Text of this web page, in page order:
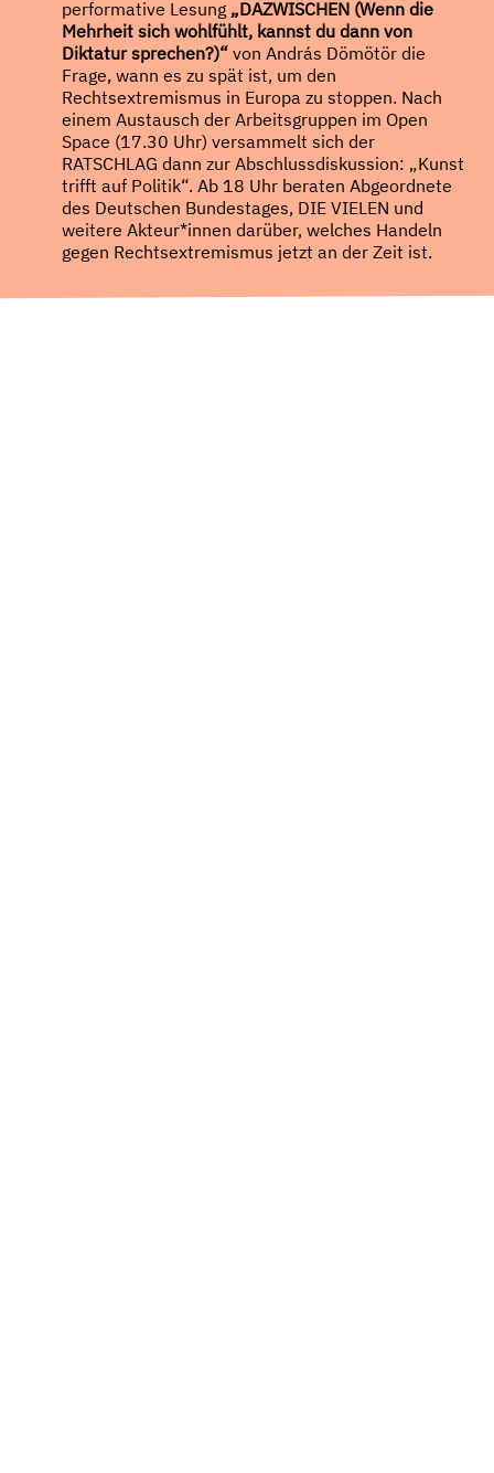
performative Lesung „DAZWISCHEN (Wenn die
Mehrheit sich wohlfühlt, kannst du dann von
Diktatur sprechen?)“von András Dömötör die
Frage, wann es zu spät ist, um den
Rechtsextremismus in Europa zu stoppen. Nach
einem Austausch der Arbeitsgruppen im Open
Space (17.30 Uhr) versammelt sich der
RATSCHLAG dann zur Abschlussdiskussion: „Kunst
trifft auf Politik“. Ab 18 Uhr beraten Abgeordnete
des Deutschen Bundestages, DIE VIELEN und
weitere Akteur*innen darüber, welches Handeln
gegen Rechtsextremismus jetzt an der Zeit ist.